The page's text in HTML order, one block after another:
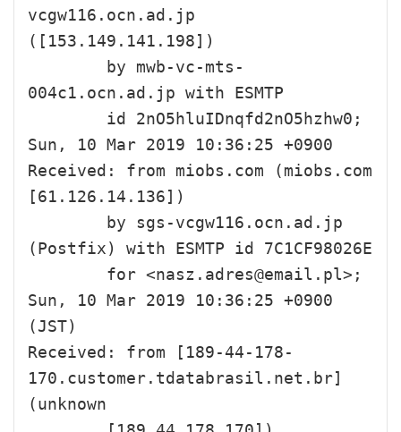
vcgw116.ocn.ad.jp
([153.149.141.198])
004c1.ocn.ad.jp with ESMTP
Sun, 10 Mar 2019 10:36:25 +0900
Received: from miobs.com (miobs.com
[61.126.14.136])
(Postfix) with ESMTP id 7C1CF98026E
Sun, 10 Mar 2019 10:36:25 +0900
(JST)
Received: from [189-44-178-
170.customer.tdatabrasil.net.br]
(unknown